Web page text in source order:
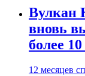
Вулкан
вновь
более
12 месяцев